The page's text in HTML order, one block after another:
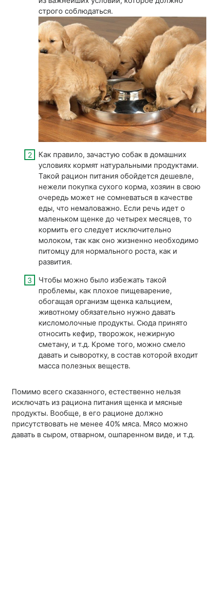
строго соблюдаться.
Как правило, зачастую собак в домашних
условиях кормят натуральными продуктами.
Такой рацион питания обойдется дешевле,
нежели покупка сухого корма, хозяин в свою
очередь может не сомневаться в качестве
еды, что немаловажно. Если речь идет о
маленьком щенке до четырех месяцев, то
кормить его следует исключительно
молоком, так как оно жизненно необходимо
питомцу для нормального роста, как и
развития.
Чтобы можно было избежать такой
проблемы, как плохое пищеварение,
обогащая организм щенка кальцием,
животному обязательно нужно давать
кисломолочные продукты. Сюда принято
относить кефир, творожок, нежирную
сметану, и т.д. Кроме того, можно смело
давать и сыворотку, в состав которой входит
масса полезных веществ.
Помимо всего сказанного, естественно нельзя
исключать из рациона питания щенка и мясные
продукты. Вообще, в его рационе должно
присутствовать не менее 40% мяса. Мясо можно
давать в сыром, отварном, ошпаренном виде, и т.д.